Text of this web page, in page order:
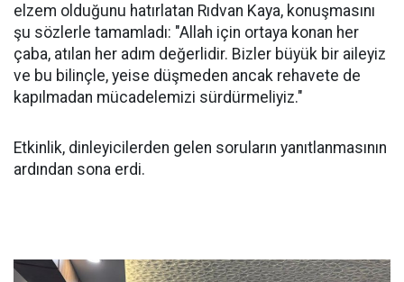
elzem olduğunu hatırlatan Rıdvan Kaya, konuşmasını
şu sözlerle tamamladı: "Allah için ortaya konan her
çaba, atılan her adım değerlidir. Bizler büyük bir aileyiz
ve bu bilinçle, yeise düşmeden ancak rehavete de
kapılmadan mücadelemizi sürdürmeliyiz."
Etkinlik, dinleyicilerden gelen soruların yanıtlanmasının
ardından sona erdi.